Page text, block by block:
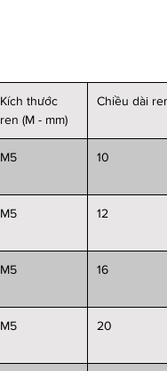
Kích thước
ren (M - mm)
Chiều dài
M5 10
M5 12
M5 16
M5 20